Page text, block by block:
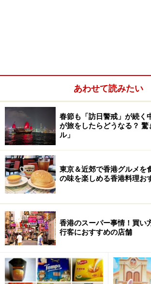
あわせて読みたい
春節も「訪日警戒」が続く
が旅をしたらどうなる？
ル」
東京＆近郊で香港グルメを
の味を楽しめる香港料理お
香港のスーパー事情！買い
行客におすすめの店舗